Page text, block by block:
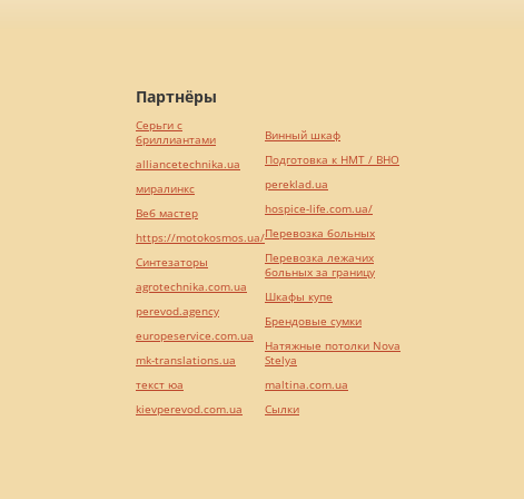
Партнёры
Серьги с
бриллиантами
alliancetechnika.ua
миралинкс
Веб мастер
https://motokosmos.ua/
Синтезаторы
agrotechnika.com.ua
perevod.agency
europeservice.com.ua
mk-translations.ua
текст юа
kievperevod.com.ua
Винный шкаф
Подготовка к НМТ / ВНО
pereklad.ua
hospice-life.com.ua/
Перевозка больных
Перевозка лежачих
больных за границу
Шкафы купе
Брендовые сумки
Натяжные потолки Nova
Stelya
maltina.com.ua
Cылки